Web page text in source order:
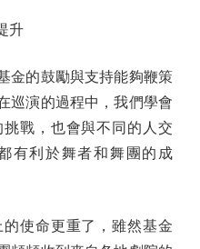
升
的鼓勵與支持能夠鞭策
巡演的過程中，我們學會
戰，也會與不同的人交
有利於舞者和舞團的成
使命更重了，雖然基金